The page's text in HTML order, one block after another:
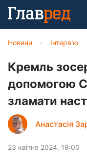
Новини › Інтерв'ю
Кремль
допомогою
зламати
Анастасія
23 квітня 2024, 19:00